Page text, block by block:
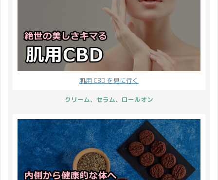
肌用 CBD を見に行く
クリーム、セラム、ロールオン